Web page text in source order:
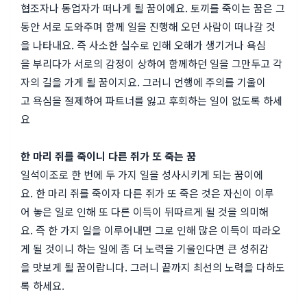
협조자나 동업자가 떠나게 될 꿈이에요. 토끼를 죽이는 꿈은 그
동안 서로 도와주며 함께 일을 진행해 오던 사람이 떠나갈 것
을 나타내요. 즉 사소한 실수로 인해 오해가 생기거나 욕심
을 부리다가 서로의 감정이 상하여 함께하던 일을 그만두고 각
자의 길을 가게 될 꿈이지요. 그러니 언행에 주의를 기울이
고 욕심을 절제하여 파트너를 잃고 후회하는 일이 없도록 하세
요
한 마리 쥐를 죽이니 다른 쥐가 또 죽는 꿈
일석이조로 한 번에 두 가지 일을 성사시키게 되는 꿈이에
요. 한 마리 쥐를 죽이자 다른 쥐가 또 죽은 것은 자신이 이루
어 놓은 일로 인해 또 다른 이득이 뒤따르게 될 것을 의미해
요. 즉 한 가지 일을 이루어내면 그로 인해 많은 이득이 따라오
게 될 것이니 하는 일에 좀 더 노력을 기울인다면 큰 성취감
을 맛보게 될 꿈이랍니다. 그러니 끝까지 최선의 노력을 다하도
록 하세요.